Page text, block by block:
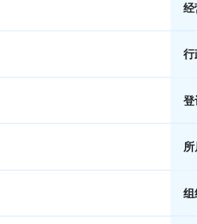
经
行
登
组